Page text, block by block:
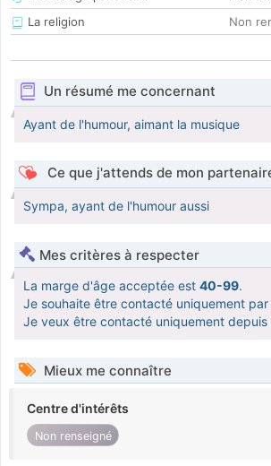
La religion
Non
Un résumé me concernant
Ayant de l'humour, aimant la musique
Ce que j'attends de mon
Sympa, ayant de l'humour aussi
Mes critères à respecter
La marge d'âge acceptée est 40-99.
Je souhaite être contacté uniquement par
Je veux être contacté uniquement depuis
Mieux me connaître
Centre d'intérêts
Non renseigné